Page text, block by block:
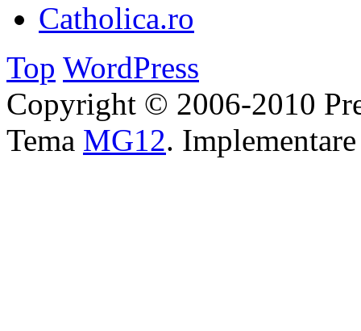
Catholica.ro
Top WordPress
Copyright © 2006-2010
Tema MG12.